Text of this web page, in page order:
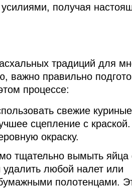
получая
традиций для
важно правильно
процессе:
свежие
сцепление с
окраску.
тщательно вымыть
любой налет или
полотенцами.